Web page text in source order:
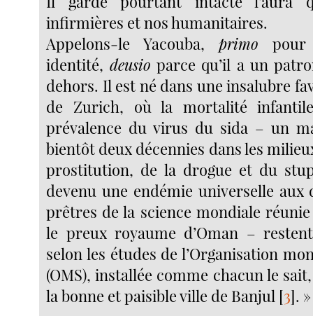
infirmières et nos humanitaires.
Appelons-le Yacouba,primo pour
identité, deusio parce qu’il a un
dehors. Il est né dans une insalubre
de Zurich, où la mortalité
prévalence du virus du sida – un
bientôt deux décennies dans les
prostitution, de la drogue et du
devenu une endémie universelle aux
prêtres de la science mondiale
le preux royaume d’Oman –
selon les études de l’Organisation
(OMS), installée comme chacun le
la bonne et paisible ville de Banjul [3]. »